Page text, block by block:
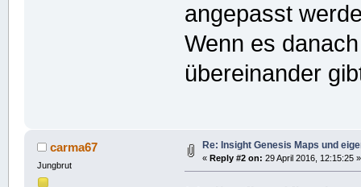
angepasst
Wenn es
übereinander
carma67
Jungbrut
Re: Insight Genesis Maps und
« Reply #2 on: 29 April 2016, 12:15:25 »